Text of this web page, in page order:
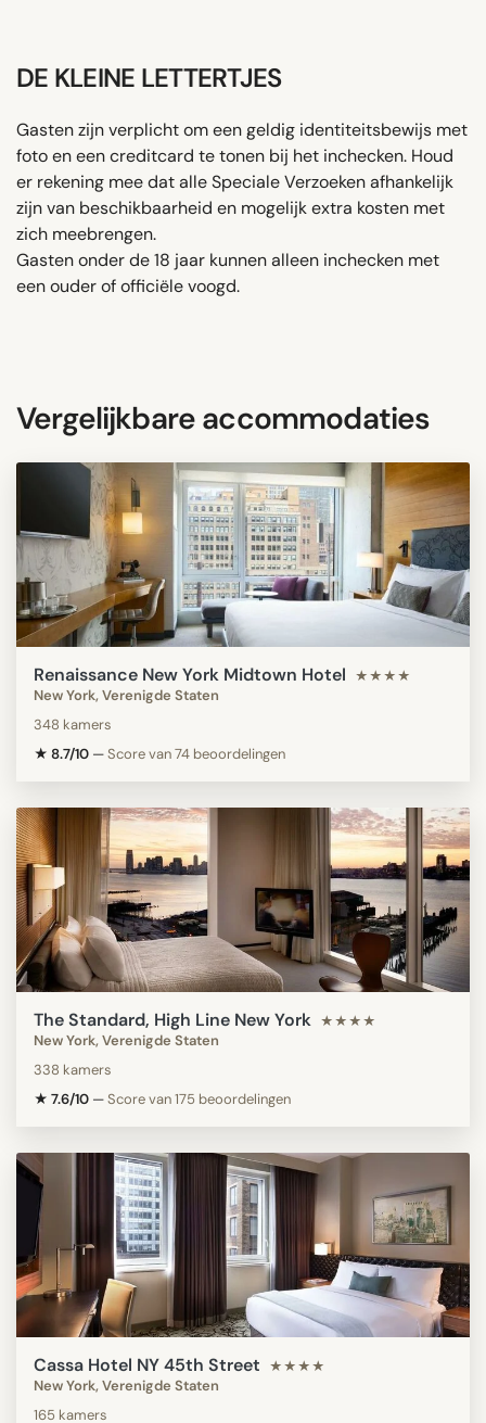
DE KLEINE LETTERTJES
Gasten zijn verplicht om een ​​geldig identiteitsbewijs met
foto en een creditcard te tonen bij het inchecken. Houd
er rekening mee dat alle Speciale Verzoeken afhankelijk
zijn van beschikbaarheid en mogelijk extra kosten met
zich meebrengen.
Gasten onder de 18 jaar kunnen alleen inchecken met
een ouder of officiële voogd.
Vergelijkbare accommodaties
Renaissance New York Midtown Hotel ★★★★
New York, Verenigde Staten
348 kamers
★ 8.7/10 —Score van 74 beoordelingen
The Standard, High Line New York ★★★★
New York, Verenigde Staten
338 kamers
★ 7.6/10 —Score van 175 beoordelingen
Cassa Hotel NY 45th Street ★★★★
New York, Verenigde Staten
165 kamers